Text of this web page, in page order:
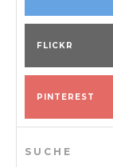
FLICKR
PINTEREST
SUCHE